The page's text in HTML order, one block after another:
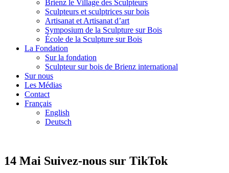
Brienz le Village des Sculpteurs
Sculpteurs et sculptrices sur bois
Artisanat et Artisanat d’art
Symposium de la Sculpture sur Bois
École de la Sculpture sur Bois
La Fondation
Sur la fondation
Sculpteur sur bois de Brienz international
Sur nous
Les Médias
Contact
Français
English
Deutsch
14 Mai Suivez-nous sur TikTok